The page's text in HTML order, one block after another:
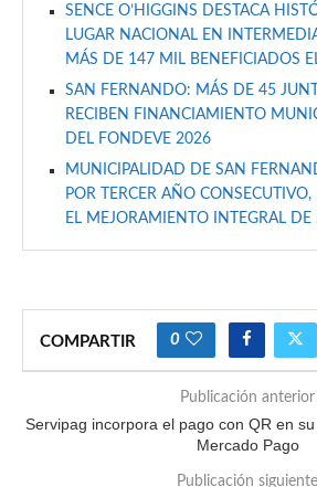
SENCE O’HIGGINS DESTACA
LUGAR NACIONAL EN
MÁS DE 147 MIL BENEFICIADOS
SAN FERNANDO: MÁS DE 45
RECIBEN FINANCIAMIENTO
DEL FONDEVE 2026
MUNICIPALIDAD DE SAN
POR TERCER AÑO
EL MEJORAMIENTO INTEGRAL DE
COMPARTIR 0
Publicación anterior
Servipag incorpora el pago con QR en
Mercado Pago
Publicación siguiente